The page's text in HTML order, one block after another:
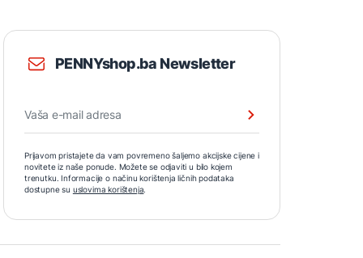
PENNYshop.ba Newsletter
Prijavom pristajete da vam povremeno šaljemo akcijske cijene i
novitete iz naše ponude. Možete se odjaviti u bilo kojem
trenutku. Informacije o načinu korištenja ličnih podataka
dostupne su uslovima korištenja.